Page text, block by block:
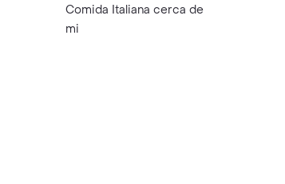
Comida Italiana cerca de
mi